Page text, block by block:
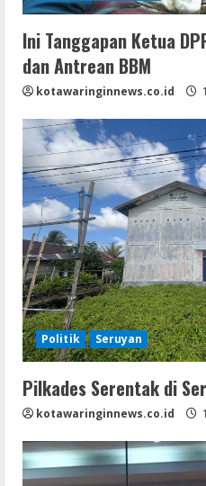
Ini Tanggapan Ketua
dan Antrean BBM
kotawaringinnews.co.id
Politik Seruyan
Pilkades Serentak di
kotawaringinnews.co.id